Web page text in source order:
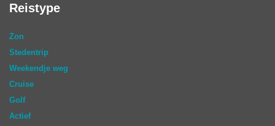
Reistype
Zon
Stedentrip
Weekendje weg
Cruise
Golf
Actief